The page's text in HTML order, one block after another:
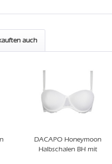
auch
DACAPO Honeymoon
Halbschalen BH mit